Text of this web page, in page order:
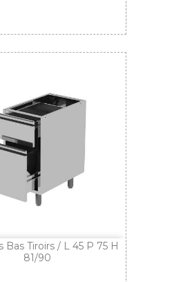
Bas Tiroirs / L 45 P 75 H
81/90